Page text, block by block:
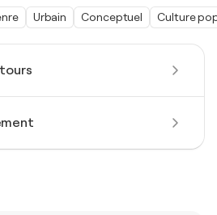
Urbain Conceptuel Culture